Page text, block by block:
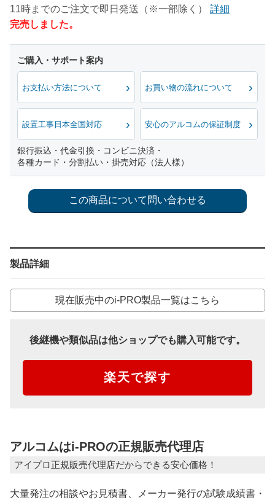
11時までのご注文で即日発送（※一部除く）
詳細
完売しました。
お支払い方法について お買い物の流れについて
設置工事日本全国対応 安心のアルコムの保証制度
銀行振込・代金引換・コンビニ決済・
各種カード・分割払い・掛売対応（法人様）
製品詳細
現在販売中のi-PRO製品一覧はこちら
後継機や類似品は他ショップでも購入可能です。
楽天で探す
アルコムはi-PROの正規販売代理店
アイプロ正規販売代理店だからできる安心価格！
大量発注の相談やお見積書、メーカー発行の試験成績書・